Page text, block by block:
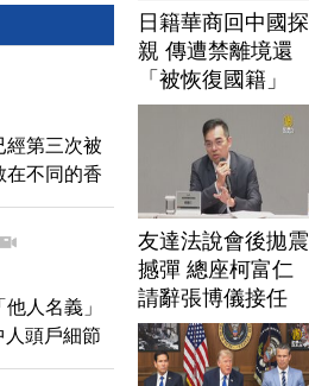
經第三次被
在不同的香
會處分龍峰
人名義」
頭戶細節
興投資和陽
日籍華商回中國探
親 傳遭禁離境還
「被恢復國籍」
友達法說會後拋震
撼彈 總座柯富仁
請辭張博儀接任